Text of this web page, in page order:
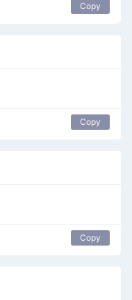
Copy
Copy
Copy